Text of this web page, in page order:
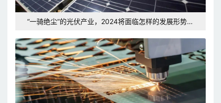
“一骑绝尘”的光伏产业，2024将面临怎样的发展形势和